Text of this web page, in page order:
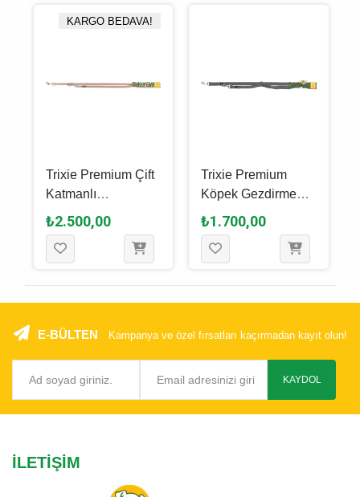
KARGO BEDAVA!
Trixie Premium Çift
Katmanlı
Ayarlanabilir Köpek
Gezdirme Kayışı L -
XL, Pudra Pembesi,
₺2.500,00
Trixie Premium
Köpek Gezdirme
Kayışı L - XL, Gri, 2
M - 25 Mm
₺1.700,00
E-BÜLTEN Kampanya ve özel fırsatları kaçırmadan kayıt olun!
KAYDOL
İLETIŞIM